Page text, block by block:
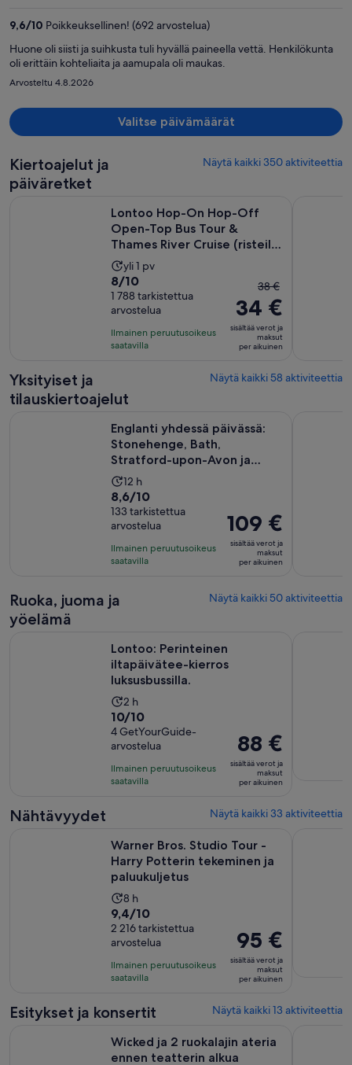
9,6/10 Poikkeuksellinen! (692 arvostelua)
Huone oli siisti ja suihkusta tuli hyvällä paineella vettä. Henkilökunta
oli erittäin kohteliaita ja aamupala oli maukas.
Arvosteltu 4.8.2026
Valitse päivämäärät
Kiertoajelut ja
päiväretket
Näytä kaikki 350 aktiviteettia
Lontoo Hop-On Hop-Off
Open-Top Bus Tour &
Thames River Cruise (risteily
Tha...
Aktiviteetin
kesto
on
1
päivä
yli 1 pv
8.0
kautta
10,
1788
arvostelua
8/10
1 788 tarkistettua
arvostelua
Ilmainen peruutusoikeus
saatavilla
Edellinen
hinta
oli
38 €
ja
hinta
per
38 €
34 €
sisältää verot ja
maksut
per aikuinen
Yksityiset ja
tilauskiertoajelut
Näytä kaikki 58 aktiviteettia
Englanti yhdessä päivässä:
Stonehenge, Bath,
Stratford-upon-Avon ja
Cotswol...
Aktiviteetin
kesto
on
12
tuntia
12 h
8.6
kautta
10,
133
arvostelua
8,6/10
133 tarkistettua
arvostelua
Ilmainen peruutusoikeus
saatavilla
Hinta
on
109 €
per
109 €
sisältää verot ja
maksut
per aikuinen
Ruoka, juoma ja
yöelämä
Näytä kaikki 50 aktiviteettia
Lontoo: Perinteinen
iltapäivätee-kierros
luksusbussilla.
Aktiviteetin
kesto
on
2
tuntia
2 h
10.0
kautta
10,
4
arvostelua
10/10
4 GetYourGuide-
arvostelua
Ilmainen peruutusoikeus
saatavilla
Hinta
on
88 €
per
88 €
sisältää verot ja
maksut
per aikuinen
Nähtävyydet Näytä kaikki 33 aktiviteettia
Warner Bros. Studio Tour -
Harry Potterin tekeminen ja
paluukuljetus
Aktiviteetin
kesto
on
8
tuntia
8 h
9.4
kautta
10,
2216
arvostelua
9,4/10
2 216 tarkistettua
arvostelua
Ilmainen peruutusoikeus
saatavilla
Hinta
on
95 €
per
95 €
sisältää verot ja
maksut
per aikuinen
Esitykset ja konsertit Näytä kaikki 13 aktiviteettia
Wicked ja 2 ruokalajin ateria
ennen teatterin alkua